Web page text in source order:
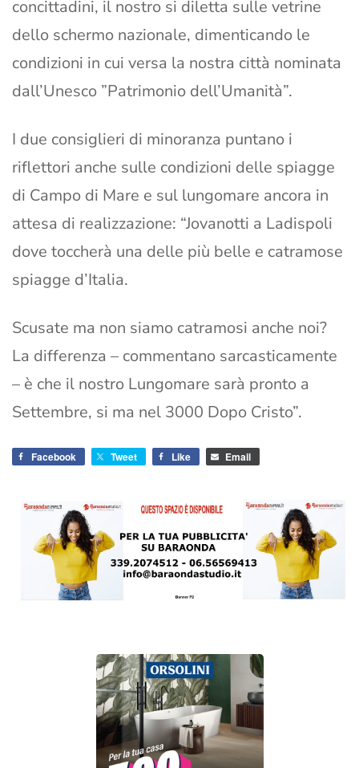
concittadini, il nostro si diletta sulle vetrine
dello schermo nazionale, dimenticando le
condizioni in cui versa la nostra città nominata
dall’Unesco ”Patrimonio dell’Umanità”.
I due consiglieri di minoranza puntano i
riflettori anche sulle condizioni delle spiagge
di Campo di Mare e sul lungomare ancora in
attesa di realizzazione: “Jovanotti a Ladispoli
dove toccherà una delle più belle e catramose
spiagge d’Italia.
Scusate ma non siamo catramosi anche noi?
La differenza – commentano sarcasticamente
– è che il nostro Lungomare sarà pronto a
Settembre, si ma nel 3000 Dopo Cristo”.
Facebook Tweet Like Email